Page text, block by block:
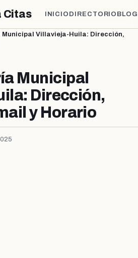
Citas INICIO DIRECTORIO BLOG
Villavieja-Huila: Dirección,
Municipal
Dirección,
y Horario